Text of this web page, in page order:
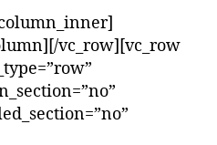
vc_row][vc_row